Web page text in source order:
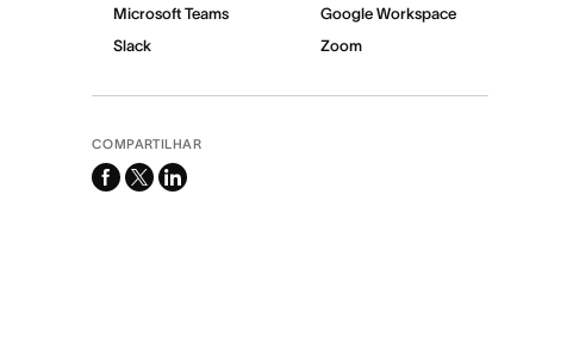
Microsoft Teams
Google Workspace
Slack
Zoom
COMPARTILHAR
facebook
x-
linkedin